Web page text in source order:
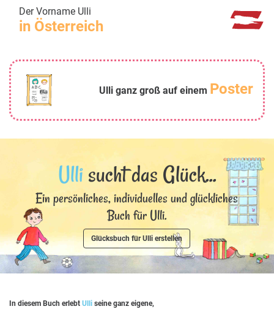
Der Vorname Ulli
in Österreich
Ulli ganz groß auf einem Poster
Ullisucht das Glück...
Ein persönliches, individuelles und glückliches
Buch für Ulli.
Glücksbuch für Ulli erstellen
In diesem Buch erlebt Ulli seine ganz eigene,